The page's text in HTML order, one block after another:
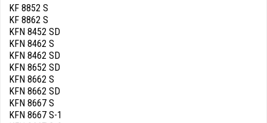
KF 8852 S
KF 8862 S
KFN 8452 SD
KFN 8462 S
KFN 8462 SD
KFN 8652 SD
KFN 8662 S
KFN 8662 SD
KFN 8667 S
KFN 8667 S-1